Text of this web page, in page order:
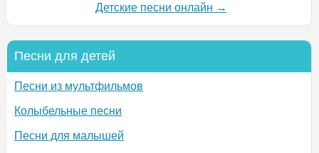
Детские песни онлайн →
Песни для детей
Песни из мультфильмов
Колыбельные песни
Песни для малышей